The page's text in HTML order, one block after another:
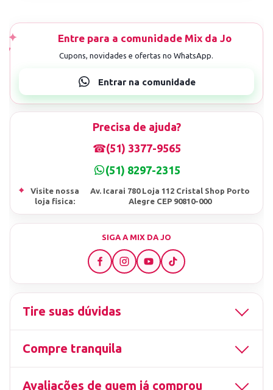
Precisa de ajuda?
☎(51) 3377-9565
(51) 8297-2315
⌖
Visite nossa
loja fisica:
Av. Icarai 780 Loja 112 Cristal Shop Porto
Alegre CEP 90810-000
SIGA A MIX DA JO
Tire suas dúvidas
Compre tranquila
Avaliações de quem já comprou